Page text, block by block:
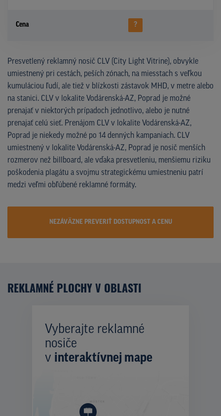
Cena ?
Presvetlený reklamný nosič CLV (City Light Vitrine), obvykle
umiestnený pri cestách, peších zónach, na miesstach s veľkou
kumuláciou ľudí, ale tiež v blízkosti zástavok MHD, v metre alebo
na stanici. CLV v lokalite Vodárenská-AZ, Poprad je možné
prenajať v niektorých prípadoch jednotlivo, alebo je nutné
prenajať celú sieť. Prenájom CLV v lokalite Vodárenská-AZ,
Poprad je niekedy možné po 14 denných kampaniach. CLV
umiestnený v lokalite Vodárenská-AZ, Poprad je nosič menších
rozmerov než billboard, ale vďaka presvetleniu, menšiemu riziku
poškodenia plagátu a svojmu strategickému umiestneniu patrí
medzi veľmi obľúbené reklamné formáty.
NEZÁVÄZNE PREVERIŤ DOSTUPNOST A CENU
REKLAMNÉ PLOCHY V OBLASTI
Vyberajte reklamné
nosiče
v interaktívnej mape